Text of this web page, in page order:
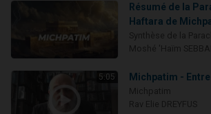
Résumé de la
Haftara de
5:05 Michpatim -